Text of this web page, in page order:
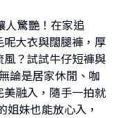
人驚艷！在家追
大衣與闊腿褲，厚
？試試牛仔短褲與
論是居家休閒、咖
融入，隨手一拍就
妹也能放心入，